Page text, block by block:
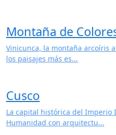
Montaña de
Vinicunca, la montaña arcoíris
los paisajes más es...
Cusco
La capital histórica del Imperio
Humanidad con arquitectu...